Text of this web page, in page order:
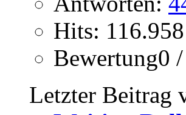
Hits: 116.958
Bewertung0
Letzter Beitrag